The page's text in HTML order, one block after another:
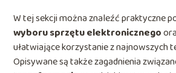
W tej sekcji można znaleźć praktyczne
wyboru sprzętu elektronicznego
ułatwiające korzystanie z najnowszych
Opisywane są także zagadnienia